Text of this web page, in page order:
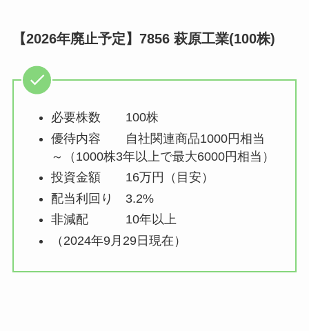
【2026年廃止予定】7856 萩原工業(100株)
必要株数 100株
優待内容 自社関連商品1000円相当
～（1000株3年以上で最大6000円相当）
投資金額 16万円（目安）
配当利回り 3.2%
非減配 10年以上
（2024年9月29日現在）